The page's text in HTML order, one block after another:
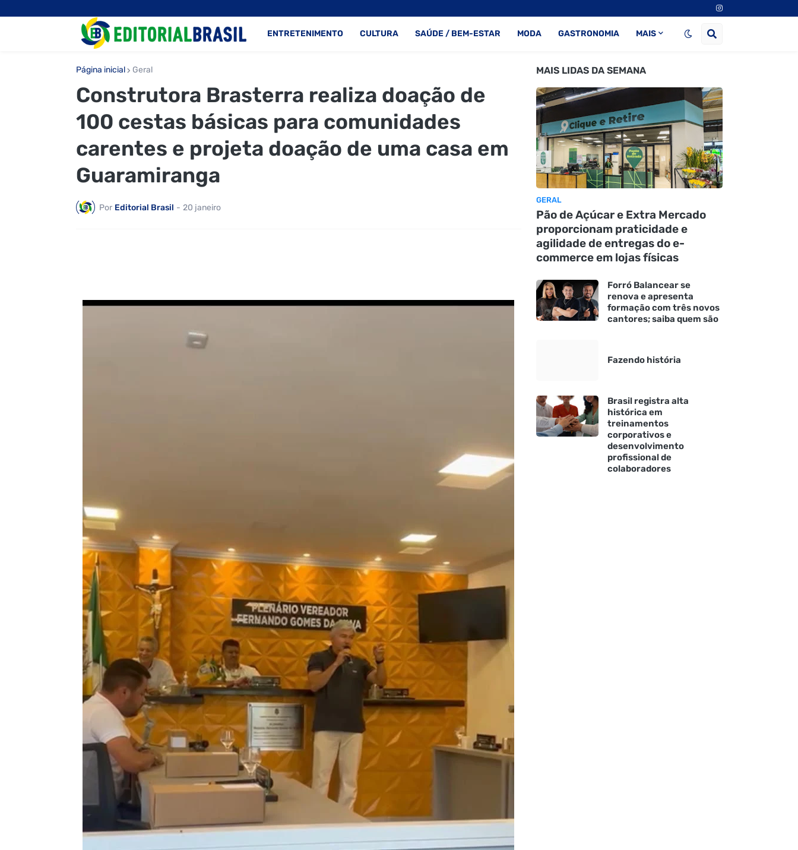
ENTRETENIMENTO CULTURA SAÚDE / BEM-ESTAR MODA GASTRONOMIA MAIS
Página inicial Geral
Construtora Brasterra realiza doação de
100 cestas básicas para comunidades
carentes e projeta doação de uma casa em
Guaramiranga
Por Editorial Brasil - 20 janeiro
MAIS LIDAS DA SEMANA
GERAL
Pão de Açúcar e Extra Mercado
proporcionam praticidade e
agilidade de entregas do e-
commerce em lojas físicas
Forró Balancear se
renova e apresenta
formação com três novos
cantores; saiba quem são
Fazendo história
Brasil registra alta
histórica em
treinamentos
corporativos e
desenvolvimento
profissional de
colaboradores